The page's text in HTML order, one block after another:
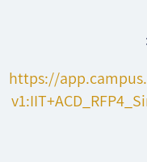
https://